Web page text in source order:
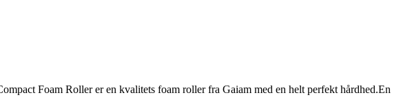
Foam Roller er en kvalitets foam roller fra Gaiam med en helt perfekt hårdhed.En